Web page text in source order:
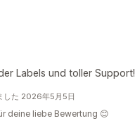
Labels und toller Support!
した 2026年5月5日
deine liebe Bewertung 😊